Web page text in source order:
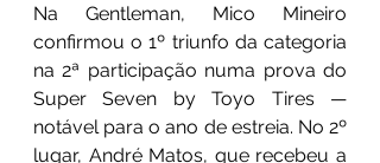
Na Gentleman, Mico Mineiro
confirmou o 1º triunfo da categoria
na 2ª participação numa prova do
Super Seven by Toyo Tires —
notável para o ano de estreia. No 2º
lugar, André Matos, que recebeu a